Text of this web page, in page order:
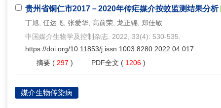
贵州省铜仁市2017－2020年传疟媒介按蚊监测结果分析
丁旭, 任达飞, 张爱华, 高前荣, 龙正锦, 郑佳敏
中国媒介生物学及控制杂志. 2022, 33(4): 530-535.
https://doi.org/10.11853/j.issn.1003.8280.2022.04.017
摘要 ( 297 ) PDF全文 ( 1206 )
媒介生物传染病